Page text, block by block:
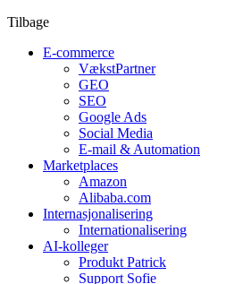
Tilbage
E-commerce
VækstPartner
GEO
SEO
Google Ads
Social Media
E-mail & Automation
Marketplaces
Amazon
Alibaba.com
Internasjonalisering
Internationalisering
AI-kolleger
Produkt Patrick
Support Sofie